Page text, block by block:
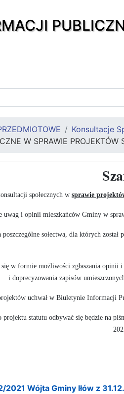
Konsultacje
W SPRAWIE
społecznych w sprawie
uwag i opinii mieszkańców Gminy w
sołectwa, dla których
w formie możliwości zgłaszania
i doprecyzowania zapisów
uchwał w Biuletynie Informacji
statutu odbywać się będzie na
Wójta Gminy Iłów z